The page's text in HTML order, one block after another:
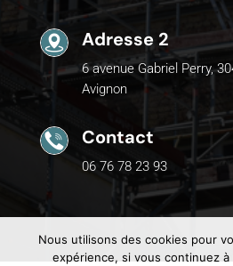
Adresse 2
6 avenue Gabriel Perry,
Avignon
Contact
06 76 78 23 93
Nous utilisons des cookies pour
expérience, si vous continuez